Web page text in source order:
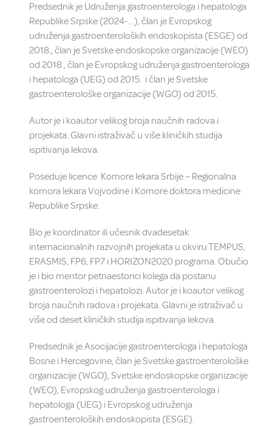
Predsednik je Udruženja gastroenterologa i hepatologa
Republike Srpske (2024-…), član je Evropskog
udruženja gastroenteroloških endoskopista (ESGE) od
2018., član je Svetske endoskopske organizacije (WEO)
od 2018., član je Evropskog udruženja gastroenterologa
i hepatologa (UEG) od 2015. i član je Svetske
gastroenterološke organizacije (WGO) od 2015.
Autor je i koautor velikog broja naučnih radova i
projekata. Glavni istraživač u više kliničkih studija
ispitivanja lekova.
Poseduje licence Komore lekara Srbije – Regionalna
komora lekara Vojvodine i Komore doktora medicine
Republike Srpske.
Bio je koordinator ili učesnik dvadesetak
internacionalnih razvojnih projekata u okviru TEMPUS,
ERASMIS, FP6, FP7 i HORIZON2020 programa. Obučio
je i bio mentor petnaestorici kolega da postanu
gastroenterolozi i hepatolozi. Autor je i koautor velikog
broja naučnih radova i projekata. Glavni je istraživač u
više od deset kliničkih studija ispitivanja lekova.
Predsednik je Asocijacije gastroenterologa i hepatologa
Bosne i Hercegovine, član je Svetske gastroenterološke
organizacije (WGO), Svetske endoskopske organizacije
(WEO), Evropskog udruženja gastroenterologa i
hepatologa (UEG) i Evropskog udruženja
gastroenteroloških endoskopista (ESGE).